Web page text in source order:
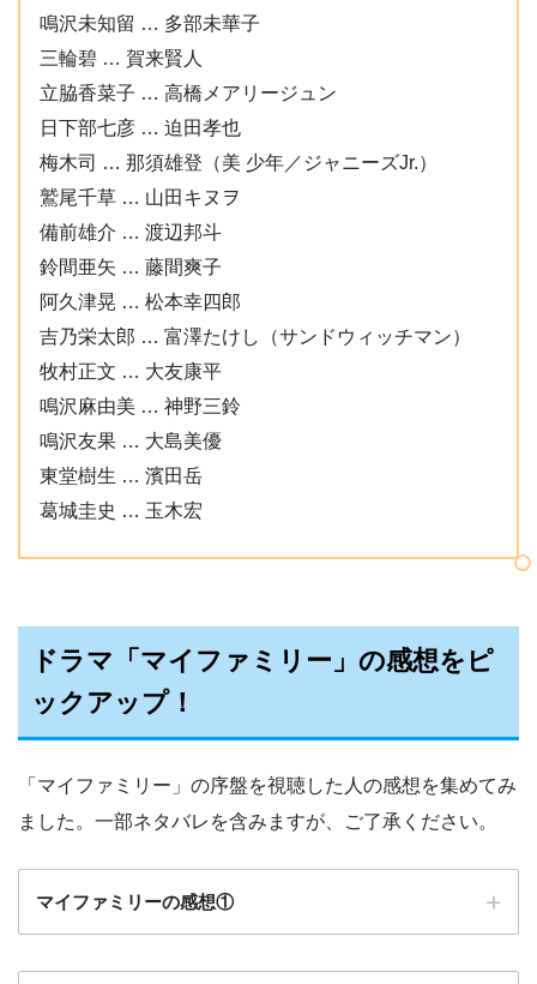
鳴沢未知留 … 多部未華子
三輪碧 … 賀来賢人
立脇香菜子 … 高橋メアリージュン
日下部七彦 … 迫田孝也
梅木司 … 那須雄登（美 少年／ジャニーズJr.）
鷲尾千草 … 山田キヌヲ
備前雄介 … 渡辺邦斗
鈴間亜矢 … 藤間爽子
阿久津晃 … 松本幸四郎
吉乃栄太郎 … 富澤たけし（サンドウィッチマン）
牧村正文 … 大友康平
鳴沢麻由美 … 神野三鈴
鳴沢友果 … 大島美優
東堂樹生 … 濱田岳
葛城圭史 … 玉木宏
ドラマ「マイファミリー」の感想をピ
ックアップ！
「マイファミリー」の序盤を視聴した人の感想を集めてみ
ました。一部ネタバレを含みますが、ご了承ください。
マイファミリーの感想①